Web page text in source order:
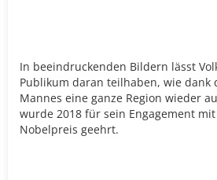
In beeindruckenden Bildern lässt
Publikum daran teilhaben, wie dank
Mannes eine ganze Region wieder
wurde 2018 für sein Engagement
Nobelpreis geehrt.